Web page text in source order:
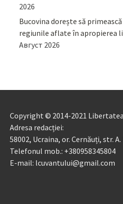
2026
Bucovina dorește să
regiunile aflate în apropierea
Август 2026
Copyright © 2014-2021
Adresa redacției:
58002, Ucraina, or. Cernăuți, str.
Telefonul mob.: +380958345804
E-mail: lcuvantului@gmail.com